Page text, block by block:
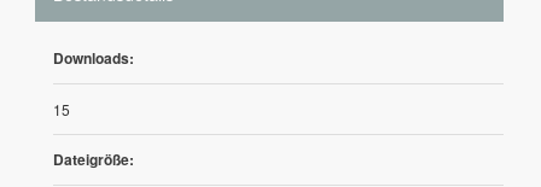
Downloads:
15
Dateigröße: